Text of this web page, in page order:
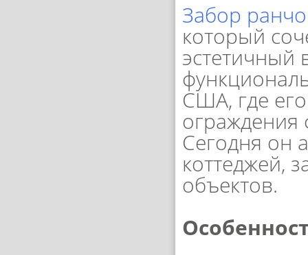
Забор ранчо
который
США, где
ограждения
Сегодня он
коттеджей,
объектов.